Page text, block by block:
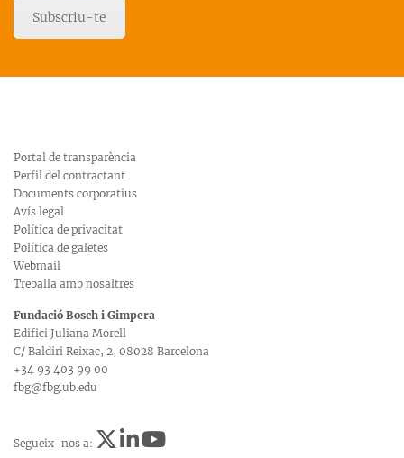
Subscriu-te
Portal de transparència
Perfil del contractant
Documents corporatius
Avís legal
Política de privacitat
Política de galetes
Webmail
Treballa amb nosaltres
Fundació Bosch i Gimpera
Edifici Juliana Morell
C/ Baldiri Reixac, 2, 08028 Barcelona
+34 93 403 99 00
fbg@fbg.ub.edu
Segueix-nos a: